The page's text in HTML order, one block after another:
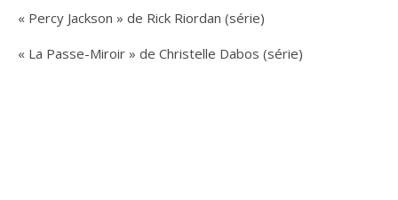
« Percy Jackson » de Rick Riordan (série)
« La Passe-Miroir » de Christelle Dabos (série)